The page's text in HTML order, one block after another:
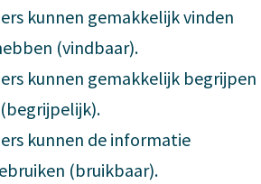
kunnen gemakkelijk vinden
(vindbaar).
kunnen gemakkelijk begrijpen
kunnen de informatie
(bruikbaar).